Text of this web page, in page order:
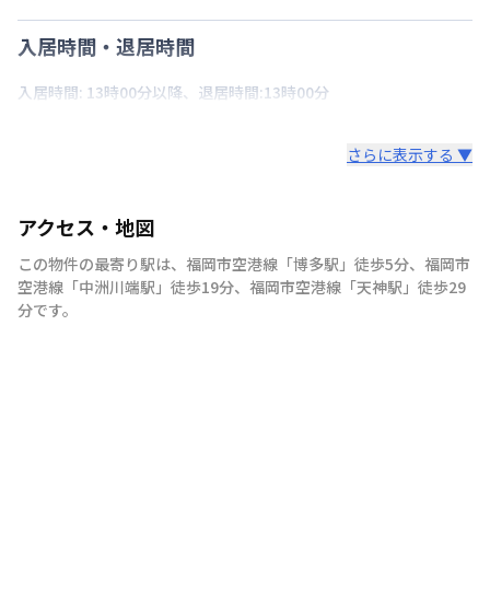
入居時間・退居時間
入居時間: 13時00分以降、退居時間:13時00分
さらに表示する ▼
アクセス・地図
この物件の最寄り駅は、 福岡市空港線 「博多駅 」 徒歩5分、 福岡市
空港線 「中洲川端駅 」 徒歩19分、 福岡市空港線 「天神駅 」 徒歩29
分です。